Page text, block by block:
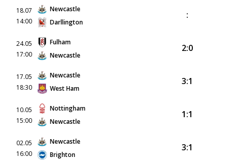
18.07
14:00
Newcastle
Darllington
:
24.05
17:00
Fulham
Newcastle
2:0
17.05
18:30
Newcastle
West Ham
3:1
10.05
15:00
Nottingham
Newcastle
1:1
02.05
16:00
Newcastle
Brighton
3:1